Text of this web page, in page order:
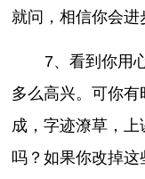
就问，相信你会进
7、看到你用
多么高兴。可你
成，字迹潦草，
吗？如果你改掉